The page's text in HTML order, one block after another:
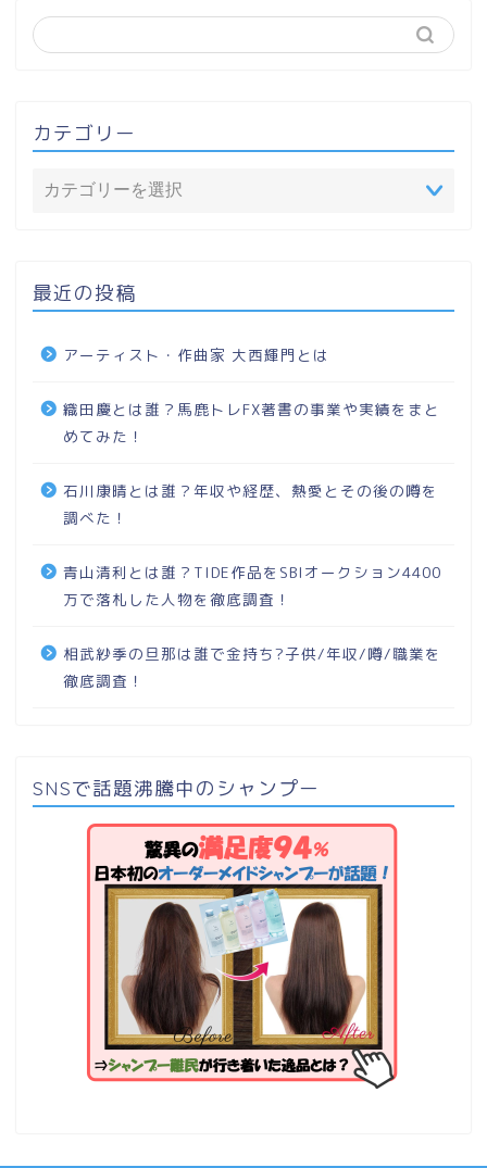
カテゴリー
最近の投稿
アーティスト・作曲家 大西輝門とは
織田慶とは誰？馬鹿トレFX著書の事業や実績をまと
めてみた！
石川康晴とは誰？年収や経歴、熱愛とその後の噂を
調べた！
青山清利とは誰？TIDE作品をSBIオークション4400
万で落札した人物を徹底調査！
相武紗季の旦那は誰で金持ち?子供/年収/噂/職業を
徹底調査！
SNSで話題沸騰中のシャンプー